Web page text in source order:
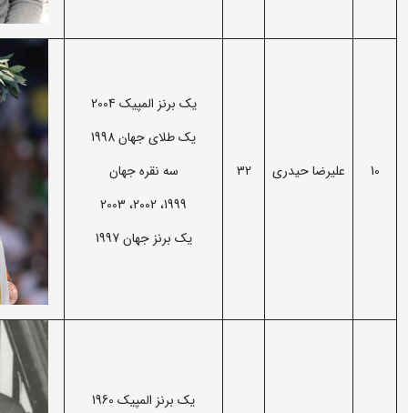
10 علیرضا حیدری 32
یک برنز المپیک 2004
یک طلای جهان 1998
سه نقره جهان
1999، 2002، 2003
یک برنز جهان 1997
یک برنز المپیک 1960